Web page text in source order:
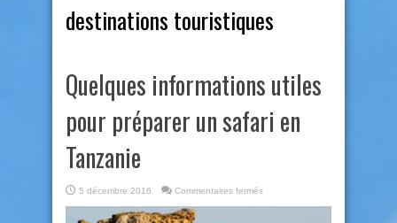
destinations touristiques
Quelques informations utiles
pour préparer un safari en
Tanzanie
5 décembre 2016 Commentaires fermés
informations